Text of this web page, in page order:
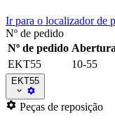
Ir para o localizador de
Nº de pedido
Nº de pedido
EKT55
10-55
EKT55
Peças de reposição